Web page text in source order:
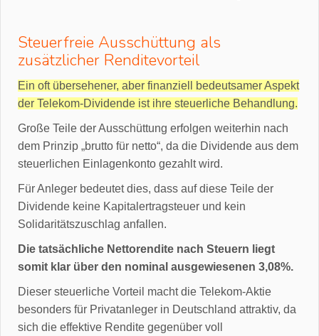
Steuerfreie Ausschüttung als
zusätzlicher Renditevorteil
Ein oft übersehener, aber finanziell bedeutsamer Aspekt
der Telekom-Dividende ist ihre steuerliche Behandlung.
Große Teile der Ausschüttung erfolgen weiterhin nach
dem Prinzip „brutto für netto“, da die Dividende aus dem
steuerlichen Einlagenkonto gezahlt wird.
Für Anleger bedeutet dies, dass auf diese Teile der
Dividende keine Kapitalertragsteuer und kein
Solidaritätszuschlag anfallen.
Die tatsächliche Nettorendite nach Steuern liegt
somit klar über den nominal ausgewiesenen 3,08%.
Dieser steuerliche Vorteil macht die Telekom-Aktie
besonders für Privatanleger in Deutschland attraktiv, da
sich die effektive Rendite gegenüber voll